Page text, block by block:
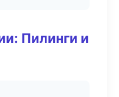
Пилинги и